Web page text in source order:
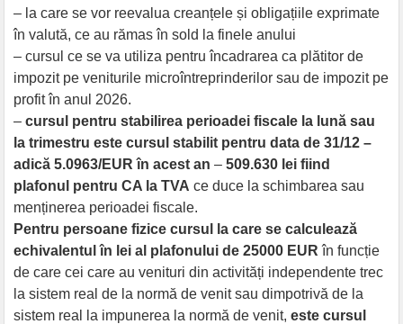
– la care se vor reevalua creanțele și obligațiile exprimate
în valută, ce au rămas în sold la finele anului
– cursul ce se va utiliza pentru încadrarea ca plătitor de
impozit pe veniturile microîntreprinderilor sau de impozit pe
profit în anul 2026.
–cursul pentru stabilirea perioadei fiscale la lună sau
la trimestru este cursul stabilit pentru data de 31/12 –
adică 5.0963/EUR în acest an –509.630 lei fiind
plafonul pentru CA la TVA ce duce la schimbarea sau
menținerea perioadei fiscale.
Pentru persoane fizice cursul la care se calculează
echivalentul în lei al plafonului de 25000 EUR în funcție
de care cei care au venituri din activități independente trec
la sistem real de la normă de venit sau dimpotrivă de la
sistem real la impunerea la normă de venit,estecursul